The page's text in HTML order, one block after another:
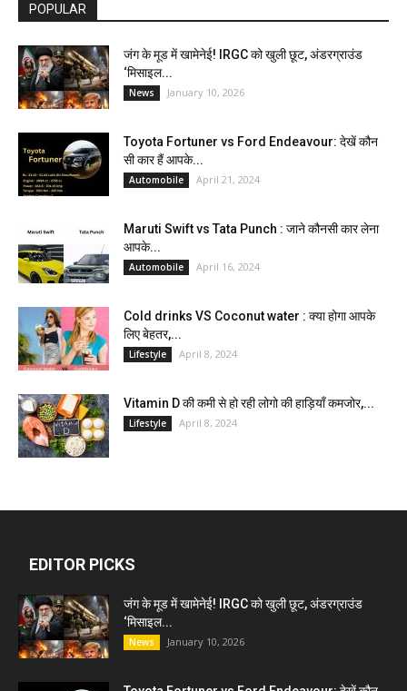
POPULAR
जंग के मूड में खामेनेई! IRGC को खुली छूट, अंडरग्राउंड
‘मिसाइल...
News January 10, 2026
Toyota Fortuner vs Ford Endeavour: देखें कौन
सी कार हैं आपके...
Automobile April 21, 2024
Maruti Swift vs Tata Punch : जाने कौनसी कार लेना
आपके...
Automobile April 16, 2024
Cold drinks VS Coconut water : क्या होगा आपके
लिए बेहतर,...
Lifestyle April 8, 2024
Vitamin D की कमी से हो रही लोगो की हाड़ियाँ कमजोर,...
Lifestyle April 8, 2024
EDITOR PICKS
जंग के मूड में खामेनेई! IRGC को खुली छूट, अंडरग्राउंड
‘मिसाइल...
News January 10, 2026